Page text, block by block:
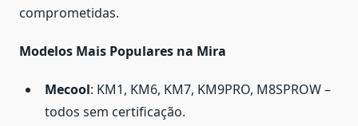
comprometidas.
Modelos Mais Populares na Mira
Mecool: KM1, KM6, KM7, KM9PRO, M8SPROW –
todos sem certificação.